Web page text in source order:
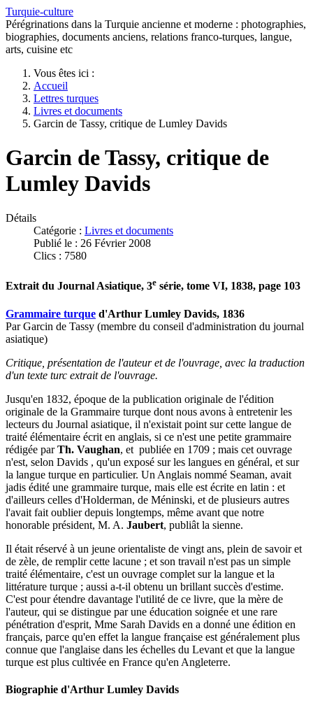
Turquie-culture
Pérégrinations dans la Turquie ancienne et moderne : photographies,
biographies, documents anciens, relations franco-turques, langue,
arts, cuisine etc
Vous êtes ici :
Accueil
Lettres turques
Livres et documents
Garcin de Tassy, critique de Lumley Davids
Garcin de Tassy, critique de
Lumley Davids
Détails
Catégorie : Livres et documents
Publié le : 26 Février 2008
Clics : 7580
Extrait du Journal Asiatique, 3e série, tome VI, 1838, page 103
Grammaire turque d'Arthur Lumley Davids, 1836
Par Garcin de Tassy (membre du conseil d'administration du journal
asiatique)
Critique, présentation de l'auteur et de l'ouvrage, avec la traduction
d'un texte turc extrait de l'ouvrage.
Jusqu'en 1832, époque de la publication originale de l'édition
originale de la Grammaire turque dont nous avons à entretenir les
lecteurs du Journal asiatique, il n'existait point sur cette langue de
traité élémentaire écrit en anglais, si ce n'est une petite grammaire
rédigée parTh. Vaughan, et publiée en 1709 ; mais cet ouvrage
n'est, selon Davids , qu'un exposé sur les langues en général, et sur
la langue turque en particulier. Un Anglais nommé Seaman, avait
jadis édité une grammaire turque, mais elle est écrite en latin : et
d'ailleurs celles d'Holderman, de Méninski, et de plusieurs autres
l'avait fait oublier depuis longtemps, même avant que notre
honorable président, M. A. Jaubert, publiât la sienne.
Il était réservé à un jeune orientaliste de vingt ans, plein de savoir et
de zèle, de remplir cette lacune ; et son travail n'est pas un simple
traité élémentaire, c'est un ouvrage complet sur la langue et la
littérature turque ; aussi a-t-il obtenu un brillant succès d'estime.
C'est pour étendre davantage l'utilité de ce livre, que la mère de
l'auteur, qui se distingue par une éducation soignée et une rare
pénétration d'esprit, Mme Sarah Davids en a donné une édition en
français, parce qu'en effet la langue française est généralement plus
connue que l'anglaise dans les échelles du Levant et que la langue
turque est plus cultivée en France qu'en Angleterre.
Biographie d'Arthur Lumley Davids